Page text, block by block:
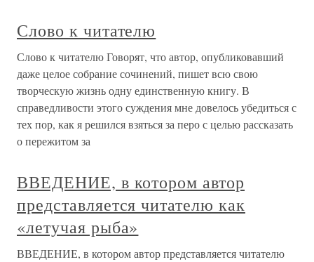
Слово к читателю
Слово к читателю Говорят, что автор, опубликовавший
даже целое собрание сочинений, пишет всю свою
творческую жизнь одну единственную книгу. В
справедливости этого суждения мне довелось убедиться с
тех пор, как я решился взяться за перо с целью рассказать
о пережитом за
ВВЕДЕНИЕ, в котором автор
представляется читателю как
«летучая рыба»
ВВЕДЕНИЕ, в котором автор представляется читателю